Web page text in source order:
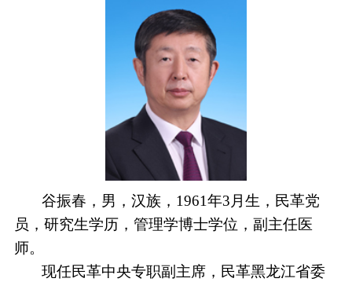
谷振春，男，汉族，1961年3月生，民革党
员，研究生学历，管理学博士学位，副主任医
师。
现任民革中央专职副主席，民革黑龙江省委